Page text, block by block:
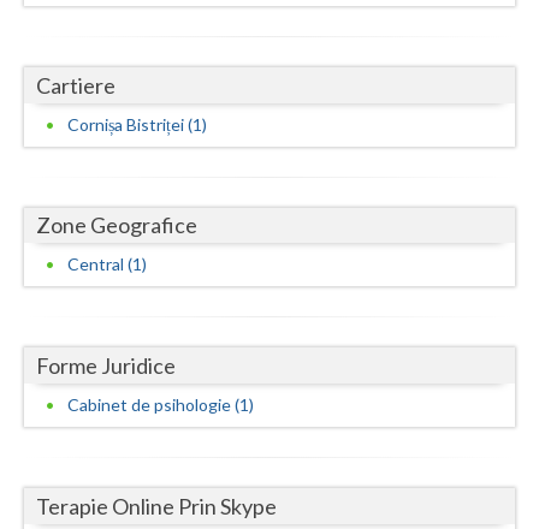
Mures
Neamt
Prahova
Sibiu
Timis
Cartiere
Cornișa Bistriței (1)
Zone Geografice
Central (1)
Forme Juridice
Cabinet de psihologie (1)
Terapie Online Prin Skype